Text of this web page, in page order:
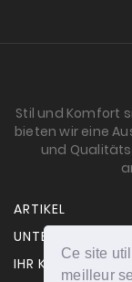
Ce site
meilleur
Stil und Komfort
bieten wir eine
und
ARTIKEL
UNTERNEHMEN
IHR KONTO